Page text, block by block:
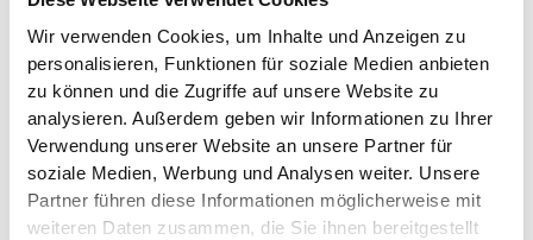
Wir verwenden Cookies, um Inhalte und Anzeigen zu
personalisieren, Funktionen für soziale Medien anbieten
zu können und die Zugriffe auf unsere Website zu
analysieren. Außerdem geben wir Informationen zu Ihrer
Verwendung unserer Website an unsere Partner für
soziale Medien, Werbung und Analysen weiter. Unsere
Partner führen diese Informationen möglicherweise mit
weiteren Daten zusammen, die Sie ihnen bereitgestellt
Steuerung.
Risikomanagement:Unternehmen können sich
besser auf Unsicherheiten und Marktrisiken
vorbereiten.
Absatzprognose im Lebensmittelhandel &
Bäckereien: Food Waste vermeiden
Insbesondere mit Blick auf den Lebensmittelhandel und